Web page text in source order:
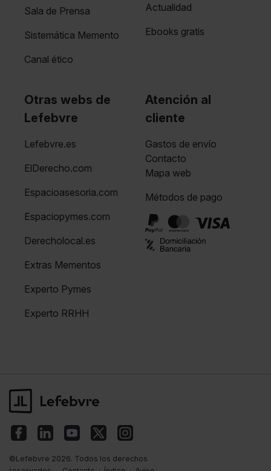
Sala de Prensa
Sistemática Memento
Canal ético
Actualidad
Ebooks gratis
Otras webs de
Lefebvre
Lefebvre.es
ElDerecho.com
Espacioasesoria.com
Espaciopymes.com
Derecholocal.es
Extras Mementos
Experto Pymes
Experto RRHH
Atención al
cliente
Gastos de envío
Contacto
Mapa web
Métodos de pago
©Lefebvre 2026. Todos los derechos